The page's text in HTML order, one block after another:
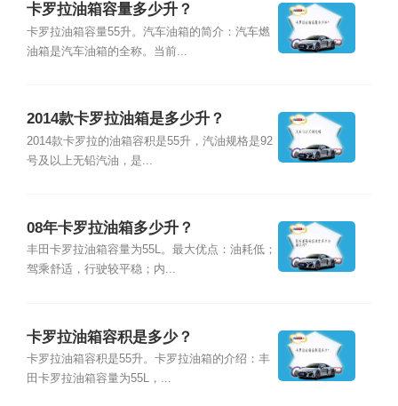
卡罗拉油箱容量多少升？
卡罗拉油箱容量55升。汽车油箱的简介：汽车燃
油箱是汽车油箱的全称。当前...
2014款卡罗拉油箱是多少升？
2014款卡罗拉的油箱容积是55升，汽油规格是92
号及以上无铅汽油，是...
08年卡罗拉油箱多少升？
丰田卡罗拉油箱容量为55L。最大优点：油耗低；
驾乘舒适，行驶较平稳；内...
卡罗拉油箱容积是多少？
卡罗拉油箱容积是55升。卡罗拉油箱的介绍：丰
田卡罗拉油箱容量为55L，...